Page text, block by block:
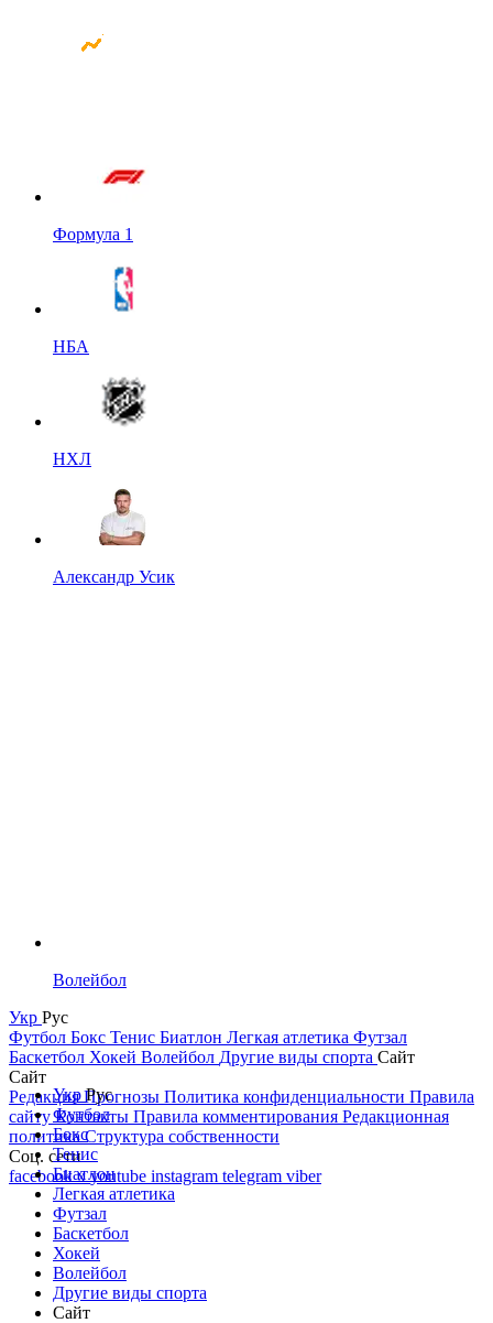
Формула 1
НБА
НХЛ
Александр Усик
Волейбол
Укр Рус
Футбол Бокс Тенис Биатлон Легкая атлетика Футзал
Баскетбол Хокей Волейбол Другие виды спорта Сайт
Сайт
РедакцияПрогнозы Политика конфиденциальности Правила
сайтуКонтакты Правила комментирования Редакционная
политикаСтруктура собственности
Соц. сети
facebookxyoutube instagram telegram viber
УкрРус
Футбол
Бокс
Тенис
Биатлон
Легкая атлетика
Футзал
Баскетбол
Хокей
Волейбол
Другие виды спорта
Сайт